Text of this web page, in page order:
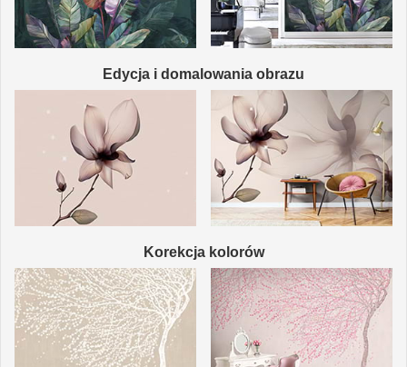
Edycja i domalowania obrazu
Korekcja kolorów